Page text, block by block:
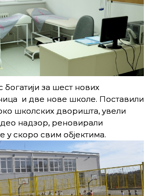
за шест нових
и две нове школе. Поставили
школских дворишта, увели
надзор, реновирали
у скоро свим објектима.